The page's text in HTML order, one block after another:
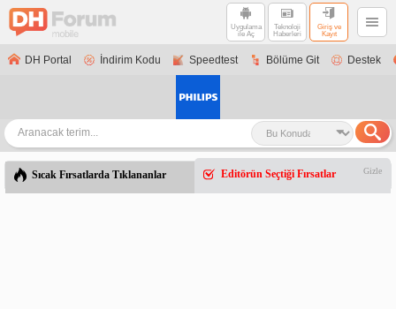
Uygulama
ile Aç
Teknoloji
Haberleri
Giriş ve
Kayıt
DH Portal İndirim Kodu Speedtest Bölüme Git Destek
Sıcak Fırsatlarda Tıklananlar Editörün Seçtiği Fırsatlar Gizle